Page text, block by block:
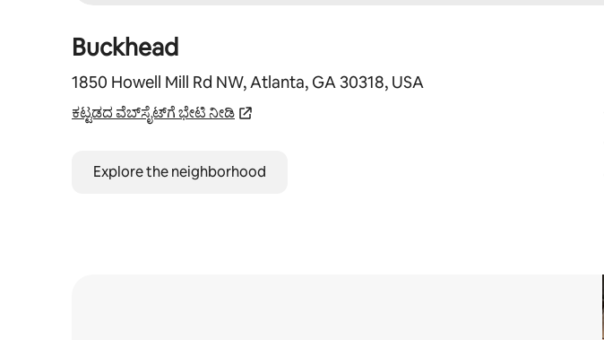
Buckhead
1850 Howell Mill Rd NW, Atlanta, GA 30318, USA
ಕಟ್ಟಡದ ವೆಬ್‌ಸೈಟ್‌ಗೆ ಭೇಟಿ ನೀಡಿ
Explore the neighborhood